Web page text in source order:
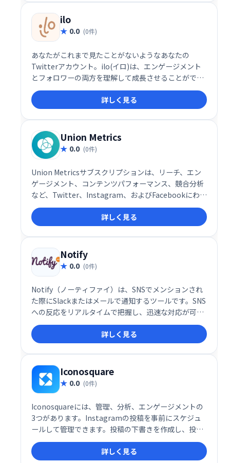
ilo
0.0 (0件)
あなたがこれまで見たことがないようなあなたの
Twitterアカウント。ilo(イロ)は、エンゲージメント
とフォロワーの両方を理解して成長させることができ
るように、有用なメトリックを表示します。
詳しく見る
Union Metrics
0.0 (0件)
Union Metricsサブスクリプションは、リーチ、エン
ゲージメント、コンテンツパフォーマンス、競合分析
など、Twitter、Instagram、およびFacebookにわた
るソーシャル投稿に関する詳細な分析を提供します。
あなたにとって重要なすべてのトピックとプロファイ
ルを監視します。月額わずか29ドルから！
詳しく見る
Notify
0.0 (0件)
Notify（ノーティファイ）は、SNSでメンションされ
た際にSlackまたはメールで通知するツールです。SNS
への反応をリアルタイムで把握し、迅速な対応が可能
になります。SNSマーケティングの効率化に役立ち、
見逃すことなく顧客とのエンゲージメントを高めま
す。
詳しく見る
Iconosquare
0.0 (0件)
Iconosquareには、管理、分析、エンゲージメントの
3つがあります。Instagramの投稿を事前にスケジュ
ールして管理できます。投稿の下書きを作成し、投稿
したいときにIconosquareに投稿させます。
詳しく見る